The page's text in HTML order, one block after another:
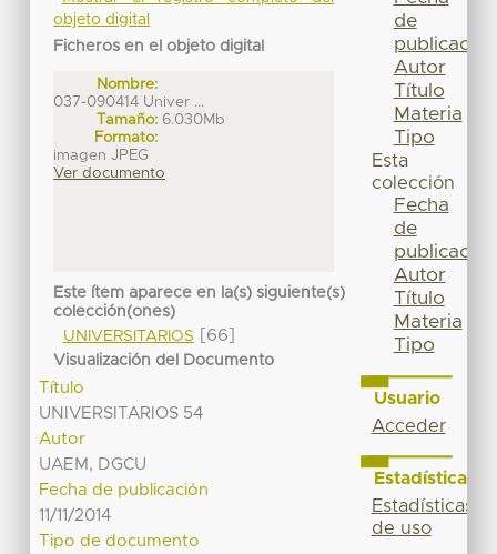
objeto digital
Ficheros en el objeto digital
Nombre:
037-090414 Univer ...
Tamaño: 6.030Mb
Formato:
imagen JPEG
Ver documento
Este ítem aparece en la(s) siguiente(s)
colección(ones)
UNIVERSITARIOS
[66]
Visualización del Documento
Título
UNIVERSITARIOS 54
Autor
UAEM, DGCU
Fecha de publicación
11/11/2014
Tipo de documento
de
publicación
Autor
Título
Materia
Tipo
Esta
colección
Fecha
de
publicación
Autor
Título
Materia
Tipo
Usuario
Acceder
Estadísticas
Estadísticas
de uso